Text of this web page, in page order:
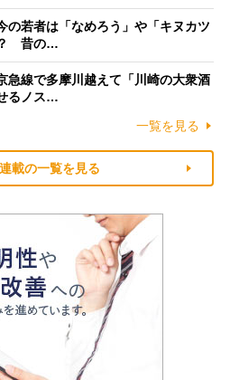
の若者は「なめろう」や「キヌカツ
？ 昔の…
急線で多摩川越えて「川崎の大衆酒
るノス…
一覧を見る
載の一覧を見る